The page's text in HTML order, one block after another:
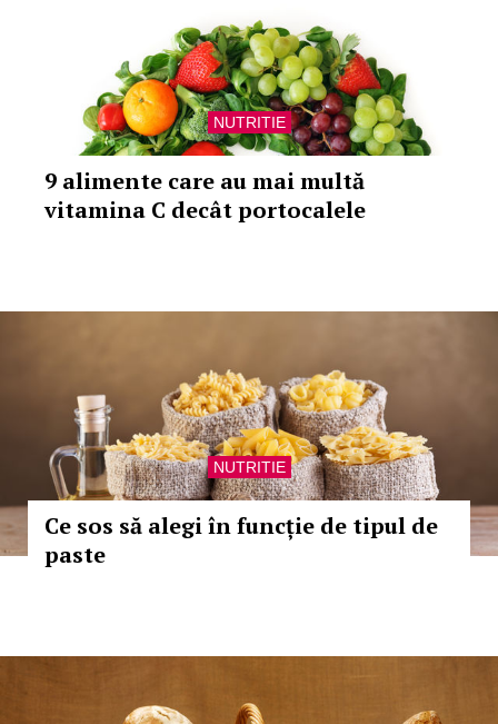
NUTRITIE
9 alimente care au mai multă
vitamina C decât portocalele
NUTRITIE
Ce sos să alegi în funcție de tipul de
paste